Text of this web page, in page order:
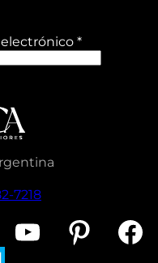
*
7218
YouTube Pinterest Facebook